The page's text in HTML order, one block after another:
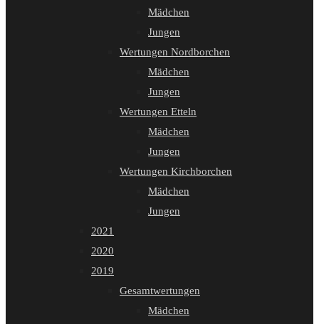
Mädchen
Jungen
Wertungen Nordborchen
Mädchen
Jungen
Wertungen Etteln
Mädchen
Jungen
Wertungen Kirchborchen
Mädchen
Jungen
2021
2020
2019
Gesamtwertungen
Mädchen